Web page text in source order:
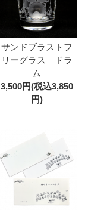
サンドブラストフ
リーグラス ドラ
ム
3,500円(税込3,850
円)